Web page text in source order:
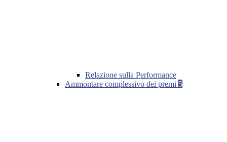
Relazione sulla Performance
Ammontare complessivo dei premi 5